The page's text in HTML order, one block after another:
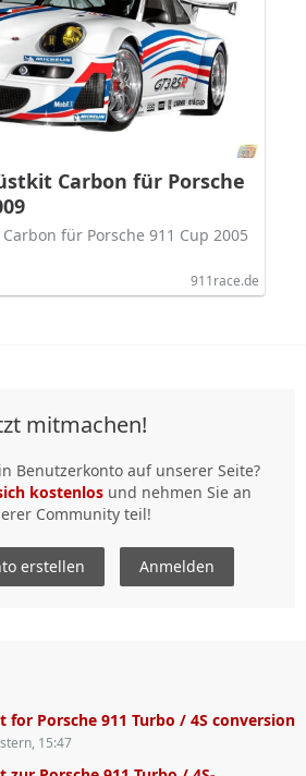
Carbon für Porsche
für Porsche 911 Cup 2005
911race.de
mitmachen!
Benutzerkonto auf unserer Seite?
kostenlosund nehmen Sie an
Community teil!
erstellen Anmelden
for Porsche 911 Turbo / 4S conversion
15:47